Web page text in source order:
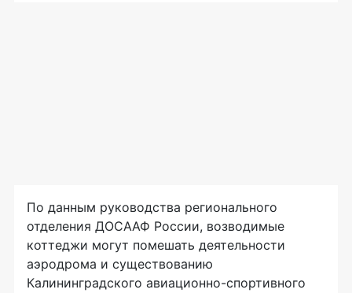
По данным руководства регионального
отделения ДОСААФ России, возводимые
коттеджи могут помешать деятельности
аэродрома и существованию
Калининградского авиационно-спортивного